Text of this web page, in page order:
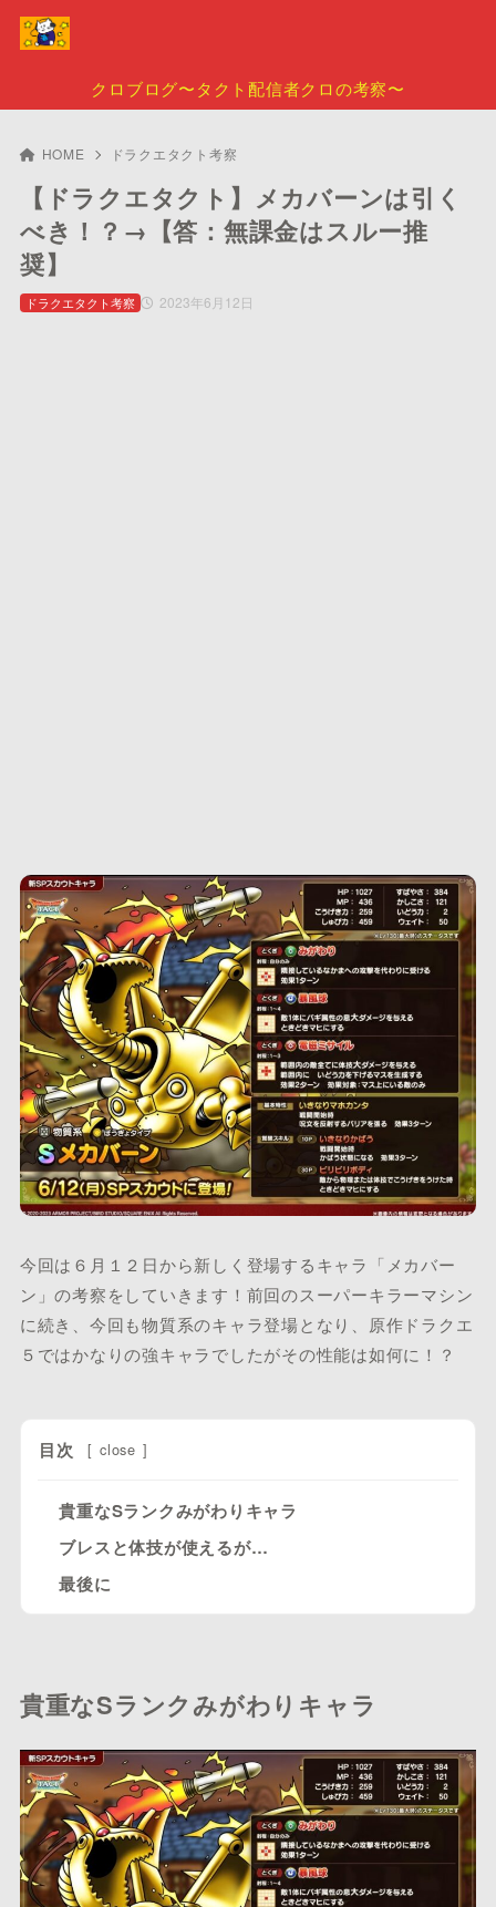
クロブログ〜タクト配信者クロの考察〜
HOME ドラクエタクト考察
【ドラクエタクト】メカバーンは引く
べき！？→【答：無課金はスルー推
奨】
2023年6月12日
ドラクエタクト考察
今回は６月１２日から新しく登場するキャラ「メカバー
ン」の考察をしていきます！前回のスーパーキラーマシン
に続き、今回も物質系のキャラ登場となり、原作ドラクエ
５ではかなりの強キャラでしたがその性能は如何に！？
目次 [ close ]
貴重なSランクみがわりキャラ
ブレスと体技が使えるが…
最後に
貴重なSランクみがわりキャラ